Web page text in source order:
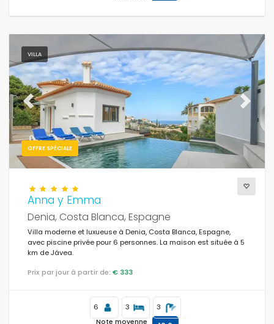
VILLA
OFFRE SPÉCIALE
Previous Next
Anna y Emma
Denia, Costa Blanca, Espagne
Villa moderne et luxueuse à Denia, Costa Blanca, Espagne,
avec piscine privée pour 6 personnes. La maison est située à 5
km de Jávea.
Prix par jour à partir de: € 333
6 3 3
Note moyenne